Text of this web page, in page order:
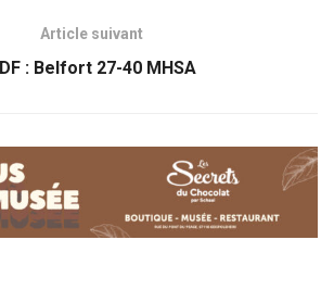
Article suivant
: Belfort 27-40 MHSA